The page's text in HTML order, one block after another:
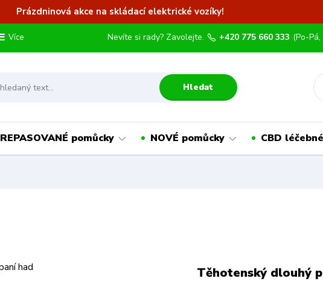
Prázdninová akce na skládací elektrické vozíky!
Více
Hledat
Nevíte si rady? Zavolejte. +420 775 660 333 (Po-
REPASOVANÉ pomůcky NOVÉ pomůcky CBD
Těhotenský dlouhý